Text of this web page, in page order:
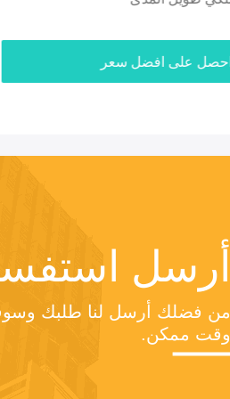
احصل على افضل سعر
أرسل
وقت ممكن.